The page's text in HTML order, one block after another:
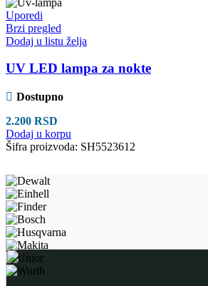
Uporedi
Brzi pregled
Dodaj u listu želja
UV LED lampa za nokte
Dostupno
2.200 RSD
Dodaj u korpu
Šifra proizvoda: SH5523612